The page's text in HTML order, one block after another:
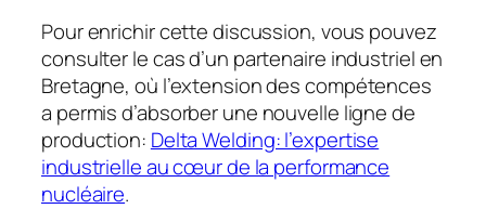
Pour enrichir cette discussion, vous pouvez
consulter le cas d’un partenaire industriel en
Bretagne, où l’extension des compétences
a permis d’absorber une nouvelle ligne de
production: Delta Welding: l’expertise
industrielle au cœur de la performance
nucléaire.